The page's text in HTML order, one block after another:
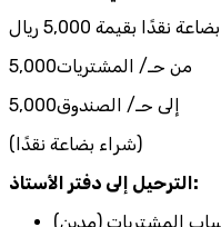
من حـ/ المشتريات5,000
إلى حـ/ الصندوق5,000
(شراء بضاعة نقدًا)
الترحيل إلى دفتر الأستاذ: